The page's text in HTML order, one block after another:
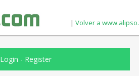
| Volver a
Login - Register